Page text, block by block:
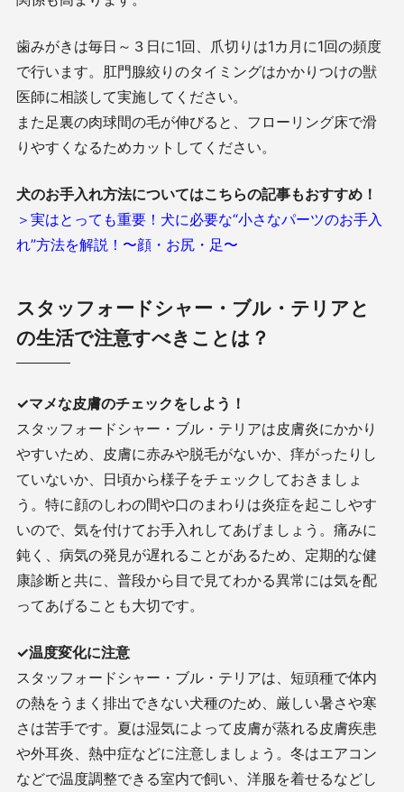
歯みがきは毎日～３日に1回、爪切りは1カ月に1回の頻度
で行います。肛門腺絞りのタイミングはかかりつけの獣
医師に相談して実施してください。
また足裏の肉球間の毛が伸びると、フローリング床で滑
りやすくなるためカットしてください。
犬のお手入れ方法についてはこちらの記事もおすすめ！
＞実はとっても重要！犬に必要な“小さなパーツのお手入
れ”方法を解説！〜顔・お尻・足〜
スタッフォードシャー・ブル・テリアと
の生活で注意すべきことは？
✓マメな皮膚のチェックをしよう！
スタッフォードシャー・ブル・テリアは皮膚炎にかかり
やすいため、皮膚に赤みや脱毛がないか、痒がったりし
ていないか、日頃から様子をチェックしておきましょ
う。特に顔のしわの間や口のまわりは炎症を起こしやす
いので、気を付けてお手入れしてあげましょう。痛みに
鈍く、病気の発見が遅れることがあるため、定期的な健
康診断と共に、普段から目で見てわかる異常には気を配
ってあげることも大切です。
✓温度変化に注意
スタッフォードシャー・ブル・テリアは、短頭種で体内
の熱をうまく排出できない犬種のため、厳しい暑さや寒
さは苦手です。夏は湿気によって皮膚が蒸れる皮膚疾患
や外耳炎、熱中症などに注意しましょう。冬はエアコン
などで温度調整できる室内で飼い、洋服を着せるなどし